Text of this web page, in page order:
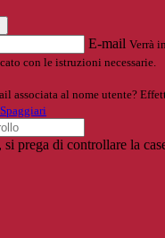
E-mail Verrà
con le istruzioni necessarie.
associata al nome utente?
prega di controllare la